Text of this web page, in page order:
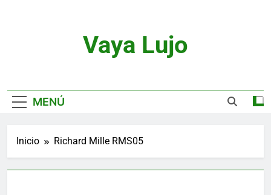
Vaya Lujo
MENÚ
Inicio Richard Mille RMS05